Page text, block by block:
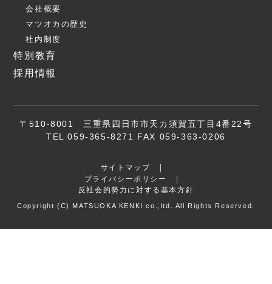
会社概要
マツオカの歴史
社内制度
特別教育
採用情報
〒510-8001 三重県四日市市天カ須賀五丁目4番22号
TEL 059-365-8271 FAX 059-363-0206
サイトマップ
プライバシーポリシー
反社会的勢力に対する基本方針
Copyright (C) MATSUOKA KENKI co.,ltd. All Rights Reserved.